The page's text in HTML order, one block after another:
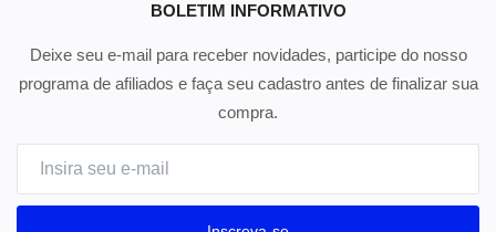
BOLETIM INFORMATIVO
Deixe seu e-mail para receber novidades, participe do nosso
programa de afiliados e faça seu cadastro antes de finalizar sua
compra.